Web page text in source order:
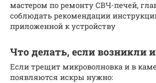
мастером по ремонту СВЧ-печей,
соблюдать рекомендации
приложенной к устройству
Что делать, если возникли
Если трещит микроволновка и в
появляются искры нужно: